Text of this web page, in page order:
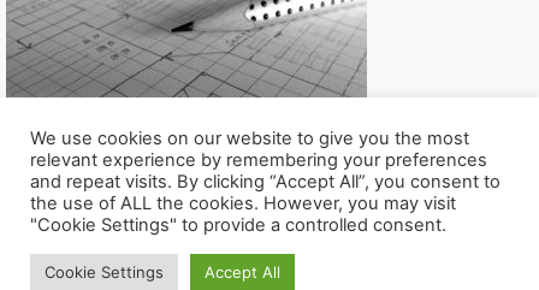
We use cookies on our website to give you the most
relevant experience by remembering your preferences
and repeat visits. By clicking “Accept All”, you consent to
the use of ALL the cookies. However, you may visit
"Cookie Settings" to provide a controlled consent.
Cookie Settings Accept All